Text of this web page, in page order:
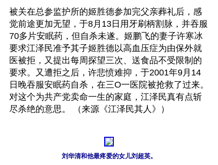
被关在总参监护所的姬胜德参加完父亲葬礼后，感
觉前途更加无望，于8月13日用牙刷柄割脉，并吞服
70多片安眠药，但自杀未遂。姬鹏飞的妻子许寒冰
要求江泽民准予其子姬胜德以高血压症为由保外就
医被拒，又提出每周探望三次、送食品不受限制的
要求。又遭拒之后，许悲愤难抑，于2001年9月14
日晚吞服安眠药自杀，在三O一医院被抢救了过来。
对这个为共产党卖命一生的家庭，江泽民真有点斩
尽杀绝的意思。 （来源《江泽民其人》）
刘华清和他最疼爱的女儿刘超英。